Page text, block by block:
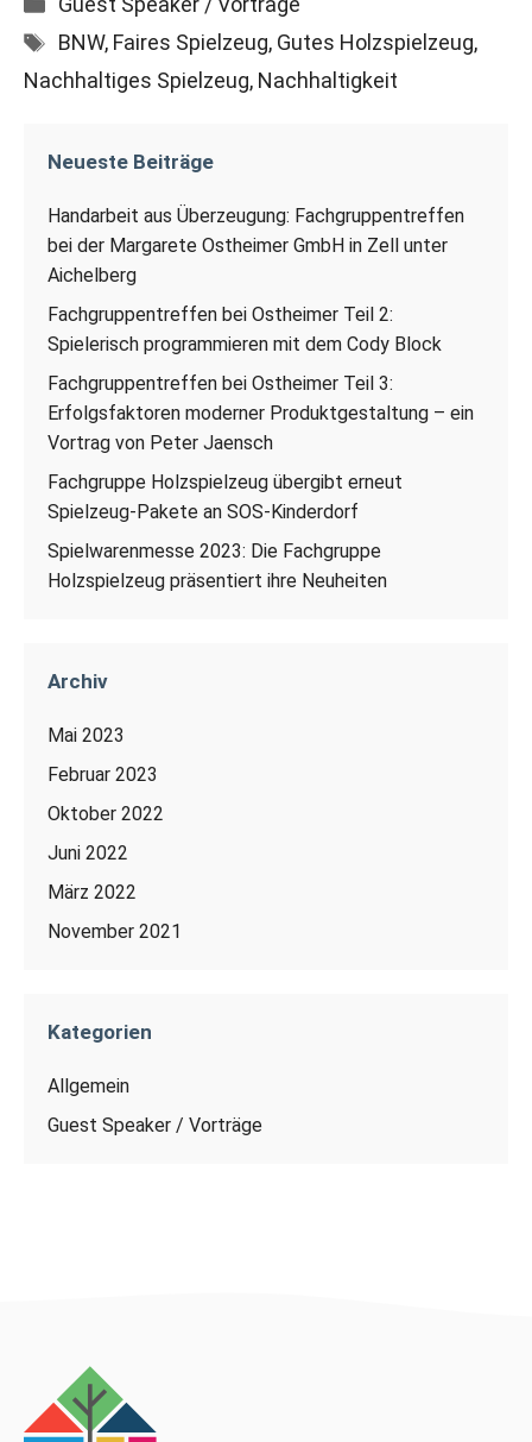
Schlagwörter
BNW, Faires Spielzeug, Gutes Holzspielzeug,
Nachhaltiges Spielzeug, Nachhaltigkeit
Neueste Beiträge
Handarbeit aus Überzeugung: Fachgruppentreffen
bei der Margarete Ostheimer GmbH in Zell unter
Aichelberg
Fachgruppentreffen bei Ostheimer Teil 2:
Spielerisch programmieren mit dem Cody Block
Fachgruppentreffen bei Ostheimer Teil 3:
Erfolgsfaktoren moderner Produktgestaltung – ein
Vortrag von Peter Jaensch
Fachgruppe Holzspielzeug übergibt erneut
Spielzeug-Pakete an SOS-Kinderdorf
Spielwarenmesse 2023: Die Fachgruppe
Holzspielzeug präsentiert ihre Neuheiten
Archiv
Mai 2023
Februar 2023
Oktober 2022
Juni 2022
März 2022
November 2021
Kategorien
Allgemein
Guest Speaker / Vorträge